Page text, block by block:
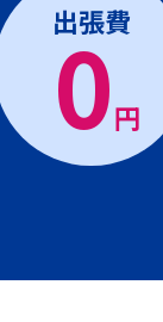
出張費
0円